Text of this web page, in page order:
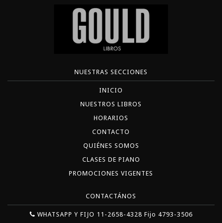
NUESTRAS SECCIONES
INICIO
NUESTROS LIBROS
HORARIOS
CONTACTO
QUIÉNES SOMOS
CLASES DE PIANO
PROMOCIONES VIGENTES
CONTACTÁNOS
WHATSAPP Y FIJO 11-2658-4328 Fijo 4793-3506